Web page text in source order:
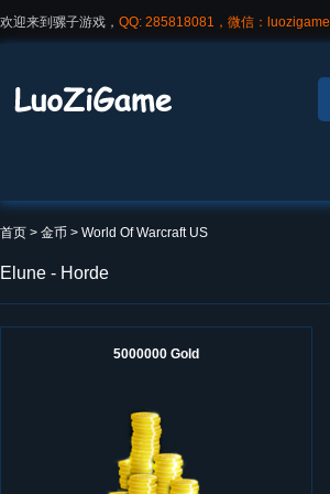
欢迎来到骡子游戏， QQ: 285818081，微信：luozigame
首页 > 金币 > World Of Warcraft US
Elune - Horde
5000000 Gold